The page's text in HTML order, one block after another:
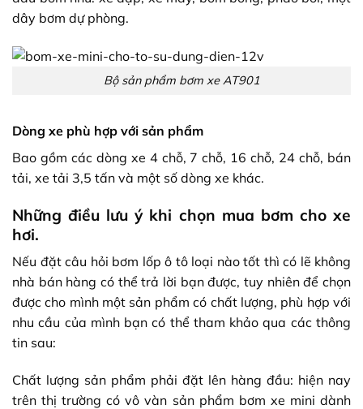
dây bơm dự phòng.
Bộ sản phẩm bơm xe AT901
Dòng xe phù hợp với sản phẩm
Bao gồm các dòng xe 4 chỗ, 7 chỗ, 16 chỗ, 24 chỗ, bán
tải, xe tải 3,5 tấn và một số dòng xe khác.
Những điều lưu ý khi chọn mua bơm cho xe
hơi.
Nếu đặt câu hỏi bơm lốp ô tôloại nào tốt thì có lẽ không
nhà bán hàng có thể trả lời bạn được, tuy nhiên để chọn
được cho mình một sản phẩm có chất lượng, phù hợp với
nhu cầu của mình bạn có thể tham khảo qua các thông
tin sau:
Chất lượng sản phẩm phải đặt lên hàng đầu: hiện nay
trên thị trường có vô vàn sản phẩm bơm xe mini dành